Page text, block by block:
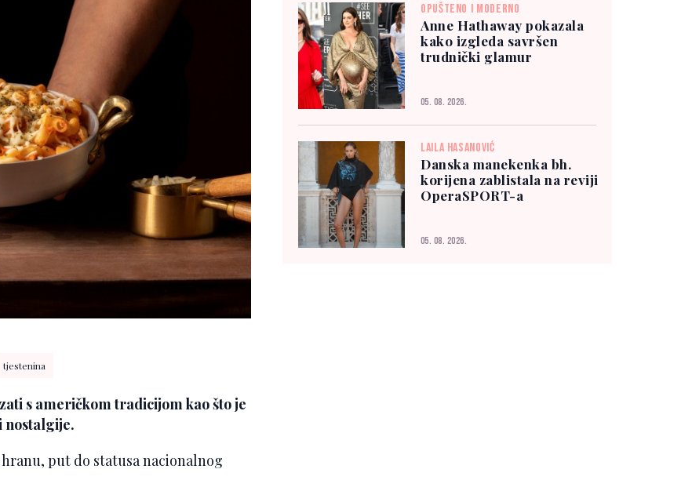
tjestenina
s američkom tradicijom kao što je
nostalgije.
put do statusa nacionalnog
OPUŠTENO I MODERNO
Anne Hathaway pokazala
kako izgleda savršen
trudnički glamur
05. 08. 2026.
LAILA HASANOVIĆ
Danska manekenka bh.
korijena zablistala na reviji
OperaSPORT-a
05. 08. 2026.